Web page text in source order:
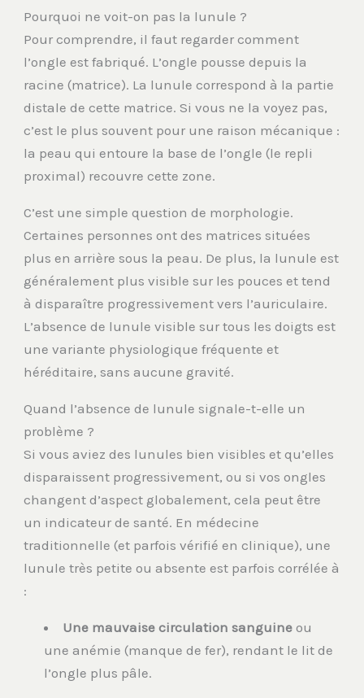
Pourquoi ne voit-on pas la lunule ?
Pour comprendre, il faut regarder comment
l’ongle est fabriqué. L’ongle pousse depuis la
racine (matrice). La lunule correspond à la partie
distale de cette matrice. Si vous ne la voyez pas,
c’est le plus souvent pour une raison mécanique :
la peau qui entoure la base de l’ongle (le repli
proximal) recouvre cette zone.
C’est une simple question de morphologie.
Certaines personnes ont des matrices situées
plus en arrière sous la peau. De plus, la lunule est
généralement plus visible sur les pouces et tend
à disparaître progressivement vers l’auriculaire.
L’absence de lunule visible sur tous les doigts est
une variante physiologique fréquente et
héréditaire, sans aucune gravité.
Quand l’absence de lunule signale-t-elle un
problème ?
Si vous aviez des lunules bien visibles et qu’elles
disparaissent progressivement, ou si vos ongles
changent d’aspect globalement, cela peut être
un indicateur de santé. En médecine
traditionnelle (et parfois vérifié en clinique), une
lunule très petite ou absente est parfois corrélée à
:
Une mauvaise circulation sanguine ou
une anémie (manque de fer), rendant le lit de
l’ongle plus pâle.